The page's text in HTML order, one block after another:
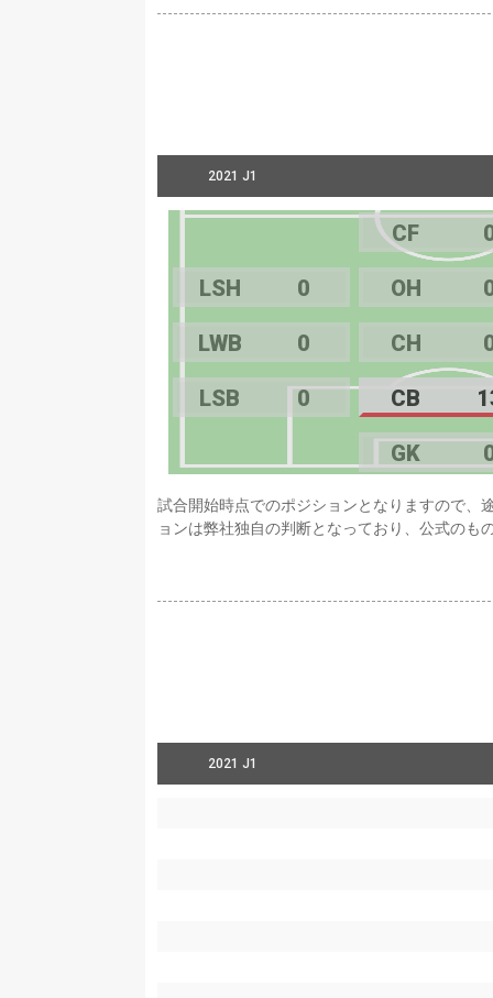
2021 J1
CF
LSH 0 OH
LWB 0 CH
LSB 0 CB
GK
試合開始時点でのポジションとなりますので、
ョンは弊社独自の判断となっており、公式のも
2021 J1